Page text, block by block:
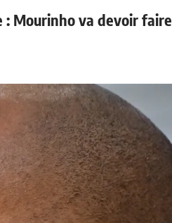
: Mourinho va devoir faire